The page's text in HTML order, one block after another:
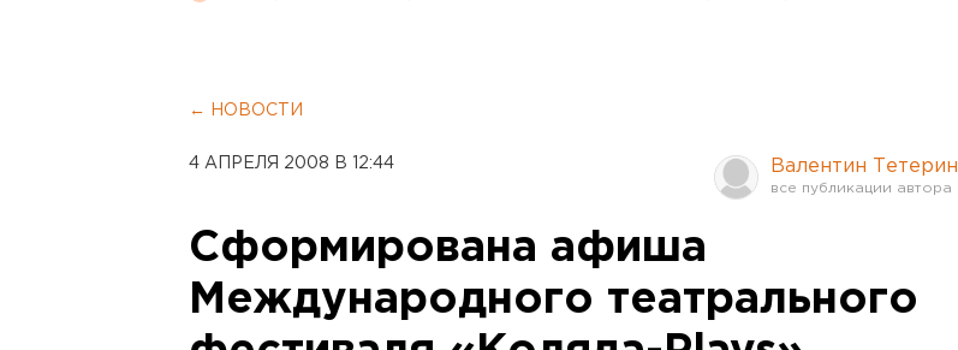
← НОВОСТИ
4 АПРЕЛЯ 2008 В 12:44 Валентин Тетерин
Сформирована афиша
Международного театрального